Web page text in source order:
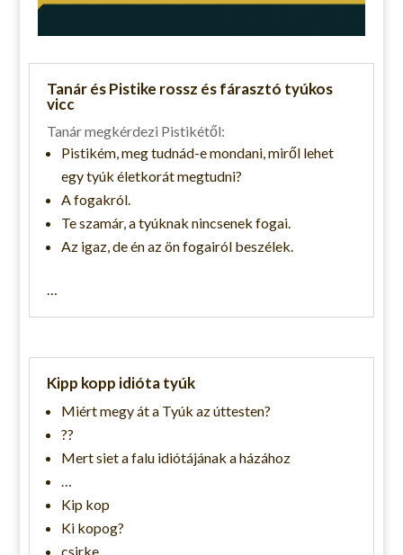
Tanár és Pistike rossz és fárasztó tyúkos
vicc
Tanár megkérdezi Pistikétől:
Pistikém, meg tudnád-e mondani, miről lehet
egy tyúk életkorát megtudni?
A fogakról.
Te szamár, a tyúknak nincsenek fogai.
Az igaz, de én az ön fogairól beszélek.
…
Kipp kopp idióta tyúk
Miért megy át a Tyúk az úttesten?
??
Mert siet a falu idiótájának a házához
…
Kip kop
Ki kopog?
csirke